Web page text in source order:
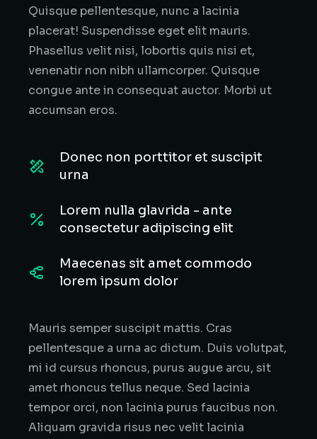
Quisque pellentesque, nunc a lacinia
placerat! Suspendisse eget elit mauris.
Phasellus velit nisi, lobortis quis nisi et,
venenatir non nibh ullamcorper. Quisque
congue ante in consequat auctor. Morbi ut
accumsan eros.
Donec non porttitor et suscipit
urna
Lorem nulla glavrida - ante
consectetur adipiscing elit
Maecenas sit amet commodo
lorem ipsum dolor
Mauris semper suscipit mattis. Cras
pellentesque a urna ac dictum. Duis volutpat,
mi id cursus rhoncus, purus augue arcu, sit
amet rhoncus tellus neque. Sed lacinia
tempor orci, non lacinia purus faucibus non.
Aliquam gravida risus nec velit lacinia